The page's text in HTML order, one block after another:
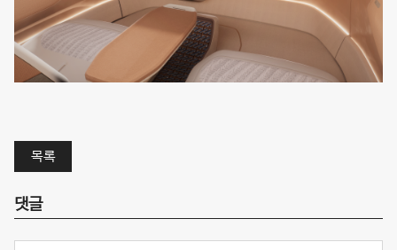
목록
댓글